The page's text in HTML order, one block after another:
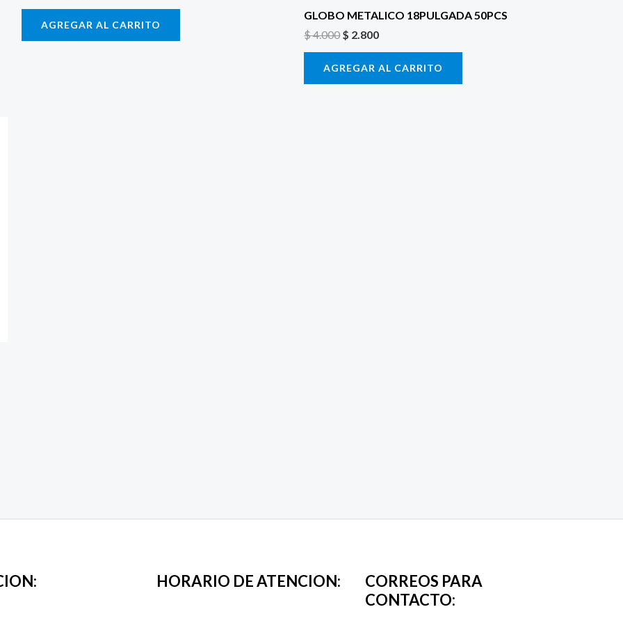
AGREGAR AL CARRITO
GLOBO METALICO 18PULGADA 50PCS
$4.000$ 2.800
AGREGAR AL CARRITO
HORARIO DE ATENCION:
CORREOS PARA
CONTACTO: